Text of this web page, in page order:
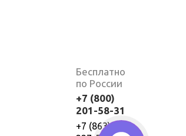
Бесплатно
по России
+7 (800)
201-58-31
+7 (863)